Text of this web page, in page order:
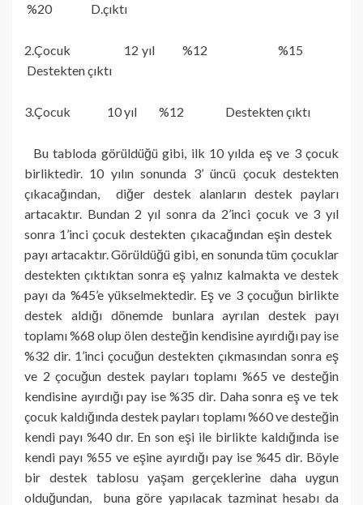
%20 D.çıktı
2.Çocuk 12 yıl %12 %15
Destekten çıktı
3.Çocuk 10 yıl %12 Destekten çıktı
Bu tabloda görüldüğü gibi, ilk 10 yılda eş ve 3 çocuk
birliktedir. 10 yılın sonunda 3’ üncü çocuk destekten
çıkacağından, diğer destek alanların destek payları
artacaktır. Bundan 2 yıl sonra da 2’inci çocuk ve 3 yıl
sonra 1’inci çocuk destekten çıkacağından eşin destek
payı artacaktır. Görüldüğü gibi, en sonunda tüm çocuklar
destekten çıktıktan sonra eş yalnız kalmakta ve destek
payı da %45’e yükselmektedir. Eş ve 3 çocuğun birlikte
destek aldığı dönemde bunlara ayrılan destek payı
toplamı %68 olup ölen desteğin kendisine ayırdığı pay ise
%32 dir. 1’inci çocuğun destekten çıkmasından sonra eş
ve 2 çocuğun destek payları toplamı %65 ve desteğin
kendisine ayırdığı pay ise %35 dir. Daha sonra eş ve tek
çocuk kaldığında destek payları toplamı %60 ve desteğin
kendi payı %40 dır. En son eşi ile birlikte kaldığında ise
kendi payı %55 ve eşine ayırdığı pay ise %45 dir. Böyle
bir destek tablosu yaşam gerçeklerine daha uygun
olduğundan, buna göre yapılacak tazminat hesabı da